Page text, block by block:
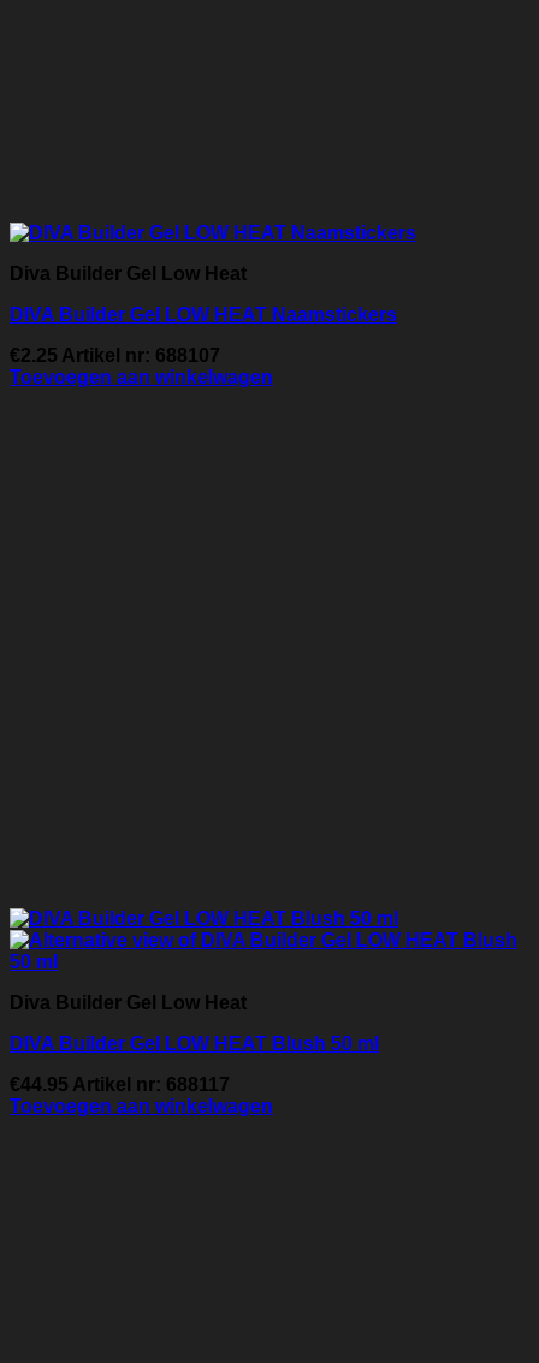
Diva Builder Gel Low Heat
DIVA Builder Gel LOW HEAT Naamstickers
€2.25 Artikel nr: 688107
Toevoegen aan winkelwagen
Diva Builder Gel Low Heat
DIVA Builder Gel LOW HEAT Blush 50 ml
€44.95 Artikel nr: 688117
Toevoegen aan winkelwagen